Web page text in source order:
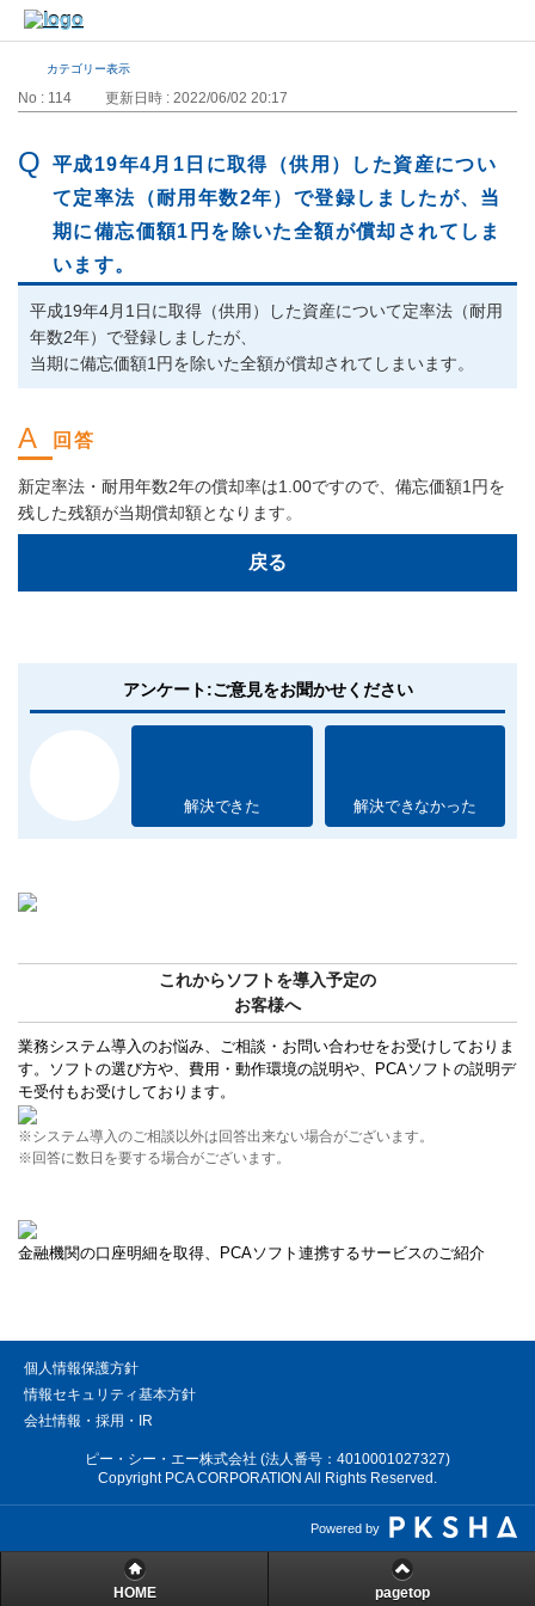
カテゴリー表示
No : 114 更新日時 : 2022/06/02 20:17
平成19年4月1日に取得（供用）した資産につい
て定率法（耐用年数2年）で登録しましたが、当
期に備忘価額1円を除いた全額が償却されてしま
います。
平成19年4月1日に取得（供用）した資産について定率法（耐用
年数2年）で登録しましたが、
当期に備忘価額1円を除いた全額が償却されてしまいます。
新定率法・耐用年数2年の償却率は1.00ですので、備忘価額1円を
残した残額が当期償却額となります。
戻る
アンケート:ご意見をお聞かせください
解決できた 解決できなかった
これからソフトを導入予定の
お客様へ
業務システム導入のお悩み、ご相談・お問い合わせをお受けしておりま
す。ソフトの選び方や、費用・動作環境の説明や、PCAソフトの説明デ
モ受付もお受けしております。
※システム導入のご相談以外は回答出来ない場合がございます。
※回答に数日を要する場合がございます。
金融機関の口座明細を取得、PCAソフト連携するサービスのご紹介
個人情報保護方針
情報セキュリティ基本方針
会社情報・採用・IR
ピー・シー・エー株式会社 (法人番号：4010001027327)
Copyright PCA CORPORATION All Rights Reserved.
Powered by
HOME pagetop